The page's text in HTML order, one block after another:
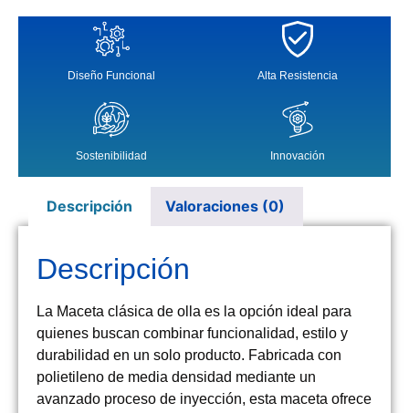
Diseño Funcional Alta Resistencia
Sostenibilidad Innovación
Descripción Valoraciones (0)
Descripción
La Maceta clásica de olla es la opción ideal para
quienes buscan combinar funcionalidad, estilo y
durabilidad en un solo producto. Fabricada con
polietileno de media densidad mediante un
avanzado proceso de inyección, esta maceta ofrece